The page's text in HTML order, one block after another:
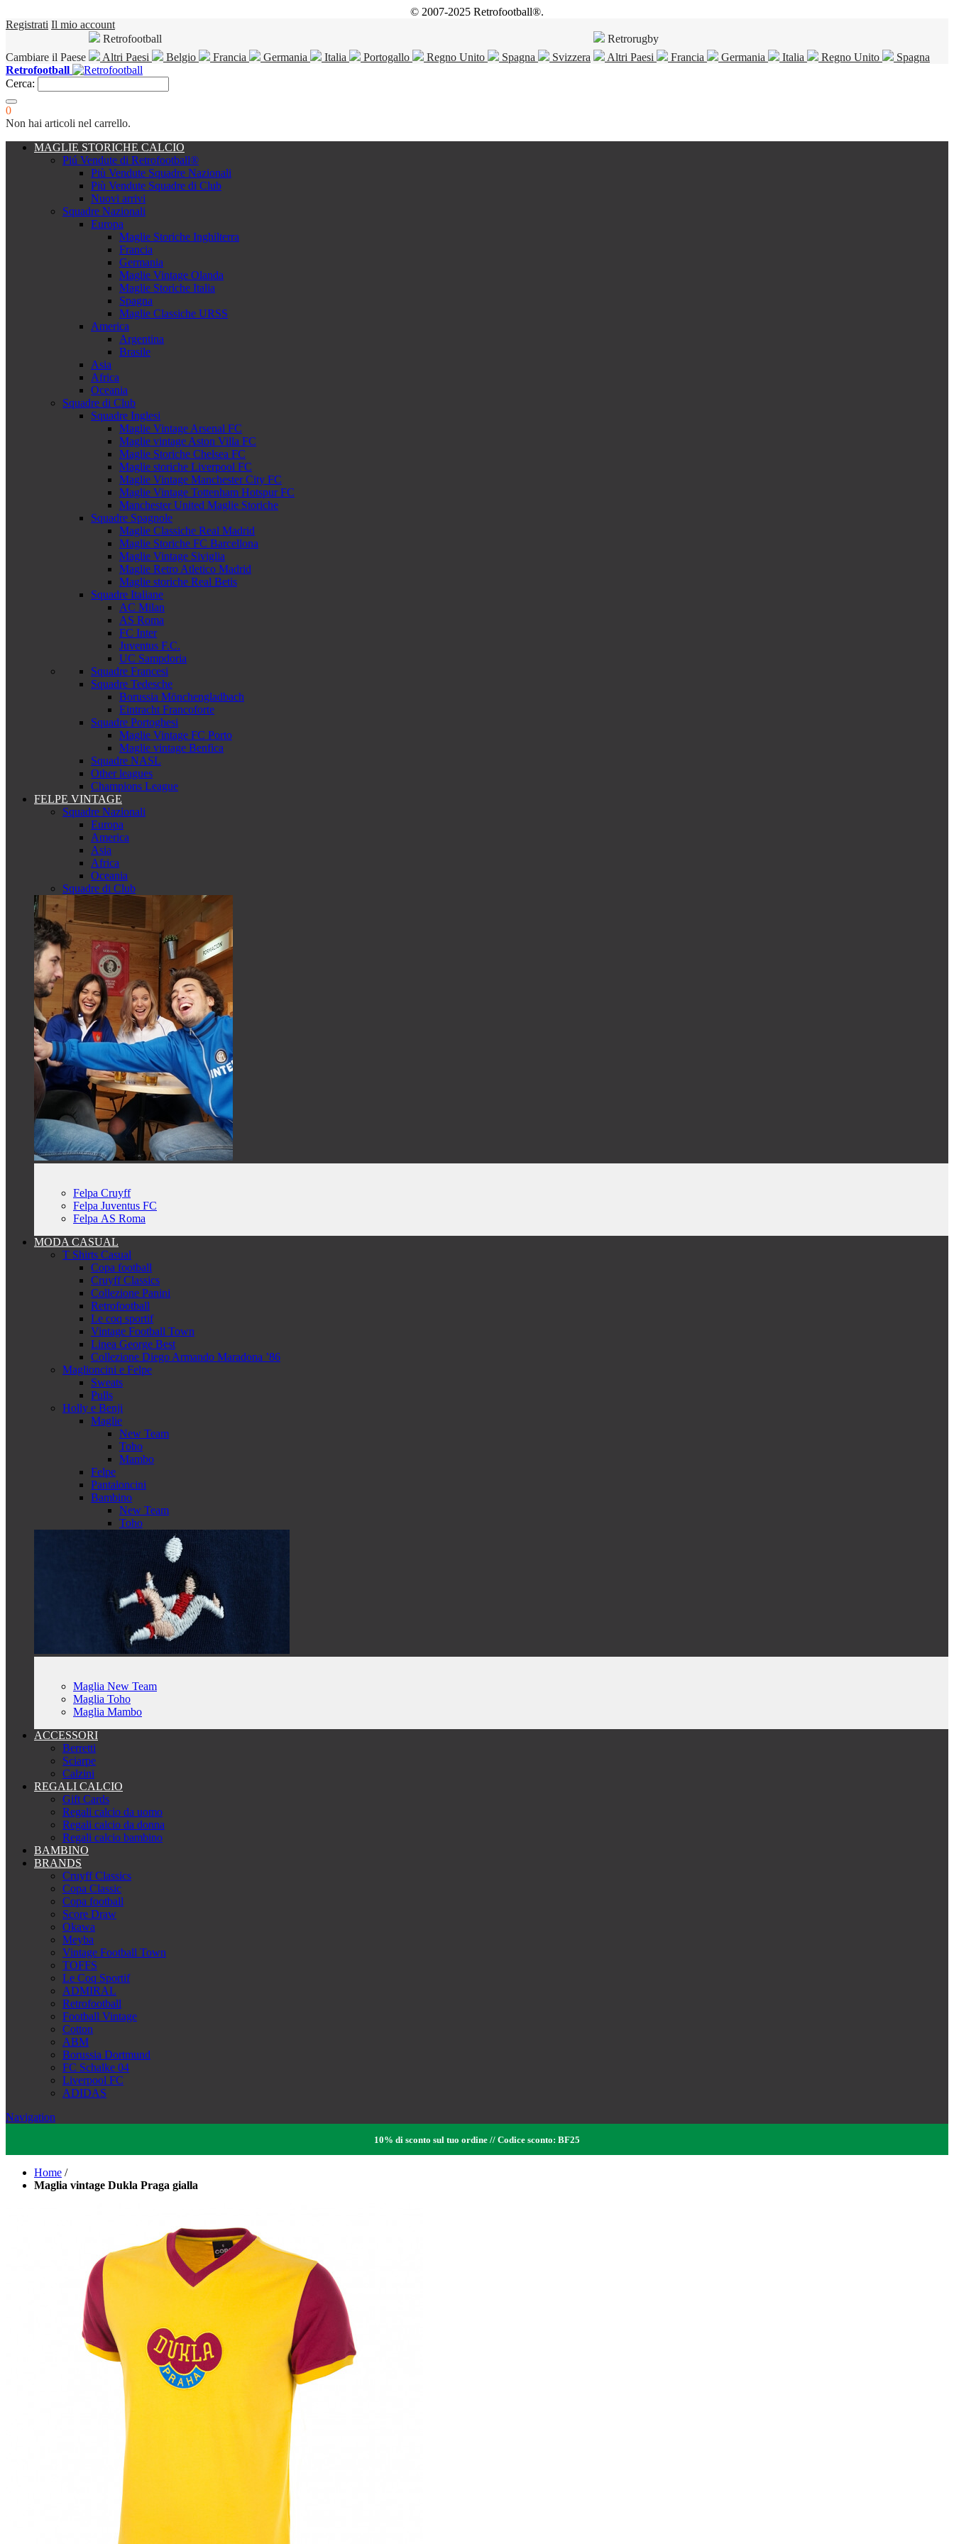
© 2007-2025 Retrofootball®.
Registrati Il mio account
Cambiare il Paese
Retrofootball
Altri Paesi
Belgio Francia Germania Italia Portogallo Regno Unito Spagna Svizzera
Retrorugby
Altri Paesi
Francia Germania Italia Regno Unito
Spagna
Retrofootball
Cerca:
0
Non hai articoli nel carrello.
MAGLIE STORICHE CALCIO
Piú Vendute di Retrofootball®
Più Vendute Squadre Nazionali
Più Vendute Squadre di Club
Nuovi arrivi
Squadre Nazionali
Europa
Maglie Storiche Inghilterra
Francia
Germania
Maglie Vintage Olanda
Maglie Storiche Italia
Spagna
Maglie Classiche URSS
America
Argentina
Brasile
Asia
Africa
Oceania
Squadre di Club
Squadre Inglesi
Maglie Vintage Arsenal FC
Maglie vintage Aston Villa FC
Maglie Storiche Chelsea FC
Maglie storiche Liverpool FC
Maglie Vintage Manchester City FC
Maglie Vintage Tottenham Hotspur FC
Manchester United Maglie Storiche
Squadre Spagnole
Maglie Classiche Real Madrid
Maglie Storiche FC Barcellona
Maglie Vintage Siviglia
Maglie Retro Atletico Madrid
Maglie storiche Real Betis
Squadre Italiane
AC Milan
AS Roma
FC Inter
Juventus F.C.
UC Sampdoria
Squadre Francesi
Squadre Tedesche
Borussia Mönchengladbach
Eintracht Francoforte
Squadre Portoghesi
Maglie Vintage FC Porto
Maglie vintage Benfica
Squadre NASL
Other leagues
Champions League
FELPE VINTAGE
Squadre Nazionali
Europa
America
Asia
Africa
Oceania
Squadre di Club
Felpa Cruyff
Felpa Juventus FC
Felpa AS Roma
MODA CASUAL
T Shirts Casual
Copa football
Cruyff Classics
Collezione Panini
Retrofootball
Le coq sportif
Vintage Football Town
Linea George Best
Collezione Diego Armando Maradona ’86
Maglioncini e Felpe
Sweats
Pulls
Holly e Benji
Maglie
New Team
Toho
Mambo
Felpe
Pantaloncini
Bambino
New Team
Toho
Maglia New Team
Maglia Toho
Maglia Mambo
ACCESSORI
Berretti
Sciarpe
Calzini
REGALI CALCIO
Gift Cards
Regali calcio da uomo
Regali calcio da donna
Regali calcio bambino
BAMBINO
BRANDS
Cruyff Classics
Copa Classic
Copa football
Score Draw
Okawa
Meyba
Vintage Football Town
TOFFS
Le Coq Sportif
ADMIRAL
Retrofootball
Football Vintage
Cotton
ABM
Borussia Dortmund
FC Schalke 04
Liverpool FC
ADIDAS
Navigation
10% di sconto sul tuo ordine // Codice sconto: BF25
Home /
Maglia vintage Dukla Praga gialla